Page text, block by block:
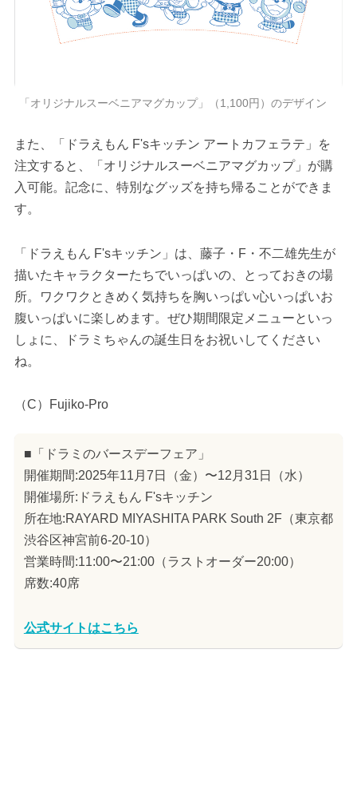
「オリジナルスーベニアマグカップ」（1,100円）のデザイン
また、「ドラえもん F'sキッチン アートカフェラテ」を
注文すると、「オリジナルスーベニアマグカップ」が購
入可能。記念に、特別なグッズを持ち帰ることができま
す。
「ドラえもん F'sキッチン」は、藤子・F・不二雄先生が
描いたキャラクターたちでいっぱいの、とっておきの場
所。ワクワクときめく気持ちを胸いっぱい心いっぱいお
腹いっぱいに楽しめます。ぜひ期間限定メニューといっ
しょに、ドラミちゃんの誕生日をお祝いしてください
ね。
（C）Fujiko-Pro
■「ドラミのバースデーフェア」
開催期間:2025年11月7日（金）〜12月31日（水）
開催場所:ドラえもん F'sキッチン
所在地:RAYARD MIYASHITA PARK South 2F（東京都
渋谷区神宮前6-20-10）
営業時間:11:00〜21:00（ラストオーダー20:00）
席数:40席
公式サイトはこちら